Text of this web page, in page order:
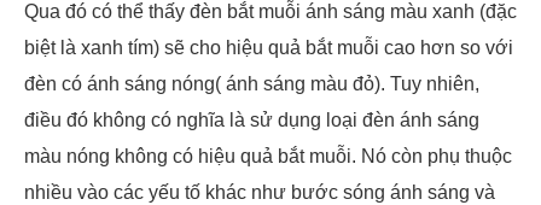
Qua đó có thể thấy đèn bắt muỗi ánh sáng màu xanh (đặc
biệt là xanh tím) sẽ cho hiệu quả bắt muỗi cao hơn so với
đèn có ánh sáng nóng( ánh sáng màu đỏ). Tuy nhiên,
điều đó không có nghĩa là sử dụng loại đèn ánh sáng
màu nóng không có hiệu quả bắt muỗi. Nó còn phụ thuộc
nhiều vào các yếu tố khác như bước sóng ánh sáng và